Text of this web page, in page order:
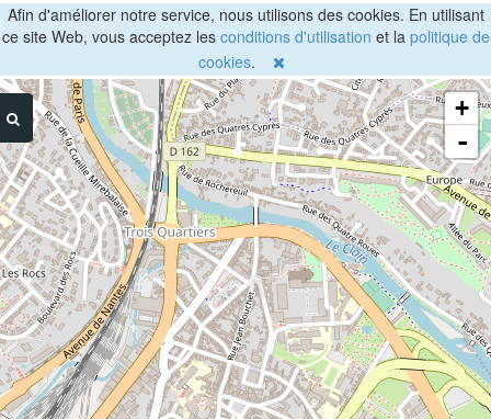
Afin d'améliorer notre service, nous utilisons des cookies. En utilisant
ce site Web, vous acceptez les conditions d'utilisation et la politique de
cookies.
+
-